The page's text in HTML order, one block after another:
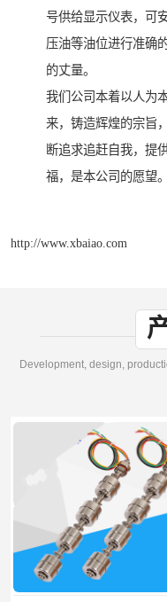
号供给显示仪表，可
压油等油位进行准确
的丈量。
我们公司本着以人为
来，铸造辉煌的宗旨
断追求追赶自我，提
福，是本公司的愿望。
http://www.xbaiao.com